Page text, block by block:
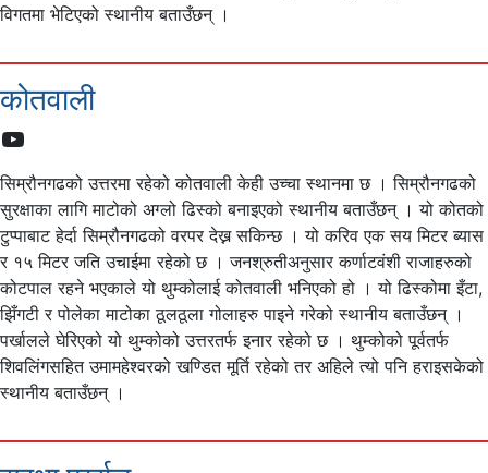
विगतमा भेटिएको स्थानीय बताउँछन् ।
कोतवाली
YouTube
सिम्रौनगढको उत्तरमा रहेको कोतवाली केही उच्चा स्थानमा छ । सिम्रौनगढको
सुरक्षाका लागि माटोको अग्लो ढिस्को बनाइएको स्थानीय बताउँछन् । यो कोतको
टुप्पाबाट हेर्दा सिम्रौनगढको वरपर देख्न सकिन्छ । यो करिव एक सय मिटर ब्यास
र १५ मिटर जति उचाईमा रहेको छ । जनश्रुतीअनुसार कर्णाटवंशी राजाहरुको
कोटपाल रहने भएकाले यो थुम्कोलाई कोतवाली भनिएको हो । यो ढिस्कोमा इँटा,
झिँगटी र पोलेका माटोका ठूलठूला गोलाहरु पाइने गरेको स्थानीय बताउँछन् ।
पर्खालले घेरिएको यो थुम्कोको उत्तरतर्फ इनार रहेको छ । थुम्कोको पूर्वतर्फ
शिवलिंगसहित उमामहेश्वरको खण्डित मूर्ति रहेको तर अहिले त्यो पनि हराइसकेको
स्थानीय बताउँछन् ।